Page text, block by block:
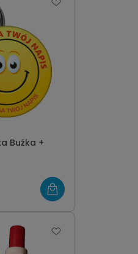
Buźka +